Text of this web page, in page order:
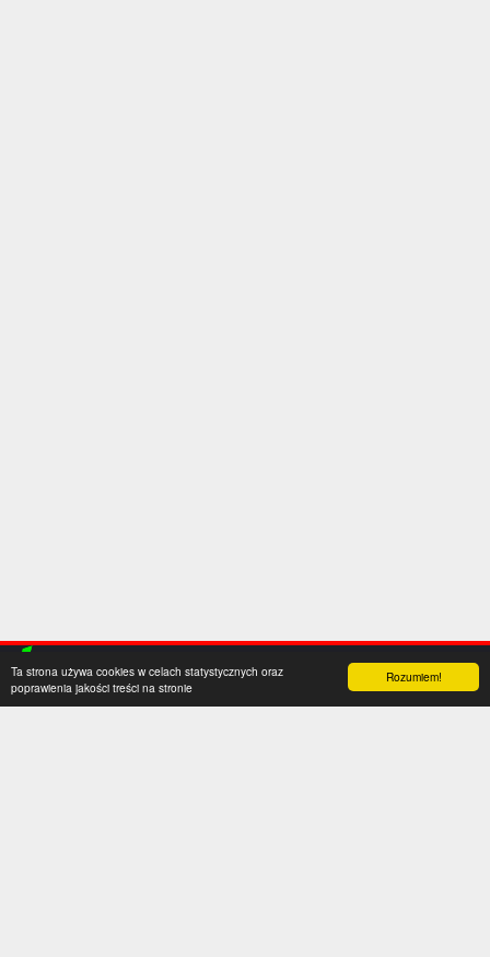
Rozumiem!
Ta strona używa cookies w celach statystycznych oraz
poprawienia jakości treści na stronie